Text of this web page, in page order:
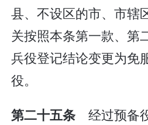
县、不设区的市、市辖
关按照本条第一款、第
兵役登记结论变更为免
役。
第二十五条经过预备